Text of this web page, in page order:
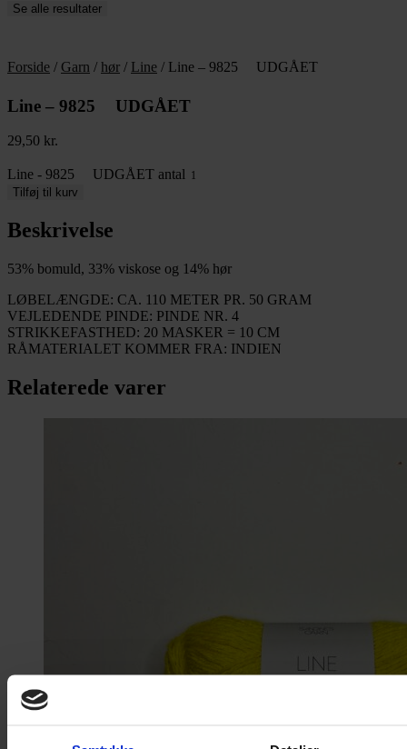
Se alle resultater
Forside / Garn / hør / Line / Line – 9825 UDGÅET
Line – 9825 UDGÅET
29,50 kr.
Line - 9825 UDGÅET antal
Tilføj til kurv
Beskrivelse
53% bomuld, 33% viskose og 14% hør
LØBELÆNGDE: CA. 110 METER PR. 50 GRAM
VEJLEDENDE PINDE: PINDE NR. 4
STRIKKEFASTHED: 20 MASKER = 10 CM
RÅMATERIALET KOMMER FRA: INDIEN
Relaterede varer